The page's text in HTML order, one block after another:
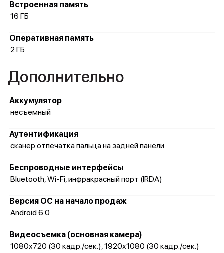
Встроенная память
16 ГБ
Оперативная память
2 ГБ
Дополнительно
Аккумулятор
несъемный
Аутентификация
сканер отпечатка пальца на задней панели
Беспроводные интерфейсы
Bluetooth, Wi-Fi, инфракрасный порт (IRDA)
Версия ОС на начало продаж
Android 6.0
Видеосъемка (основная камера)
1080x720 (30 кадр./сек.), 1920x1080 (30 кадр./сек.)